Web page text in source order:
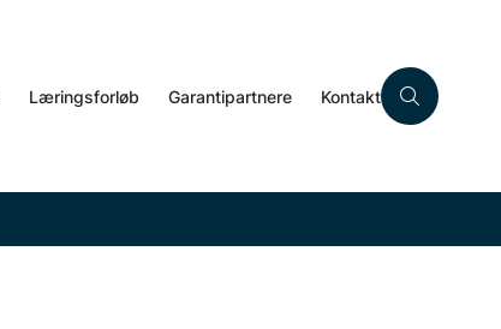
Læringsforløb Garantipartnere Kontakt